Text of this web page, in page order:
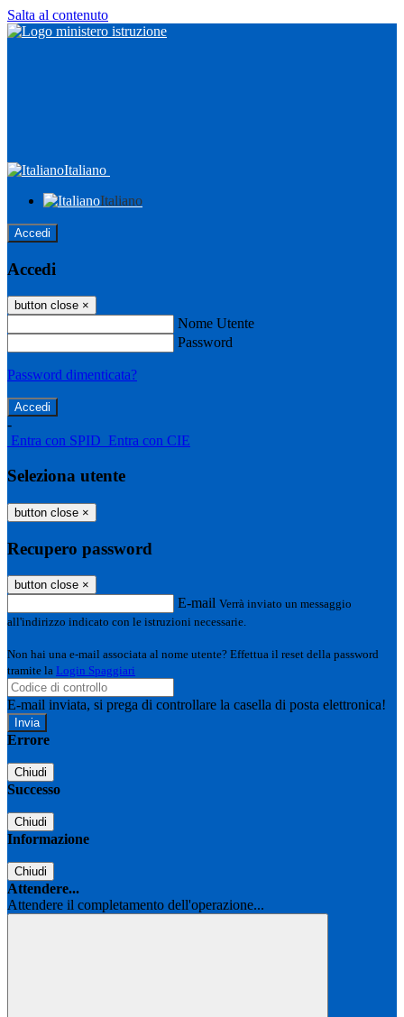
Salta al contenuto
Italiano
Italiano
Accedi
Accedi
button close ×
Nome Utente
Password
Password dimenticata?
-
Entra con SPID Entra con CIE
Seleziona utente
button close ×
Recupero password
button close ×
E-mail Verrà inviato un messaggio
all'indirizzo indicato con le istruzioni necessarie.
Non hai una e-mail associata al nome utente? Effettua il reset della password
tramite la Login Spaggiari
E-mail inviata, si prega di controllare la casella di posta elettronica!
Errore
Chiudi
Successo
Chiudi
Informazione
Chiudi
Attendere...
Attendere il completamento dell'operazione...